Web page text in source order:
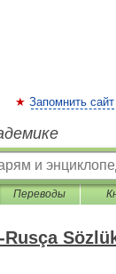
Запомнить сайт
Переводы